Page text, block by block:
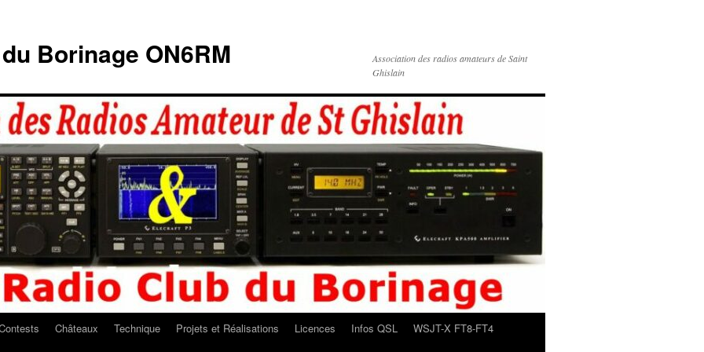
Borinage ON6RM
Association des radios amateurs de Saint
Ghislain
Châteaux Technique Projets et Réalisations Licences Infos QSL
WSJT-X FT8-FT4